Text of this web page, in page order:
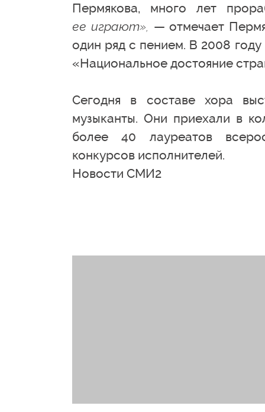
Пермякова, много лет
ее играют», — отмечает
один ряд с пением. В 2008
«Национальное достояние
Сегодня в составе хора
музыканты. Они приехали в
более 40 лауреатов
конкурсов исполнителей.
Новости СМИ2